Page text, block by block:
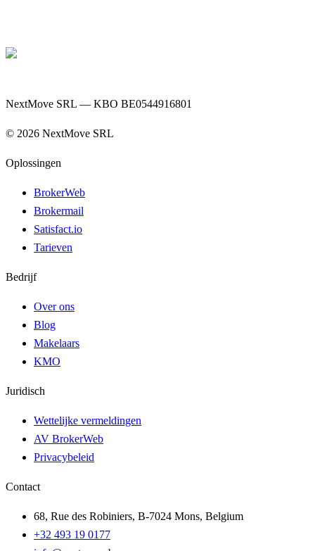
NextMove SRL — KBO BE0544916801
© 2026 NextMove SRL
Oplossingen
BrokerWeb
Brokermail
Satisfact.io
Tarieven
Bedrijf
Over ons
Blog
Makelaars
KMO
Juridisch
Wettelijke vermeldingen
AV BrokerWeb
Privacybeleid
Contact
68, Rue des Robiniers, B-7024 Mons, Belgium
+32 493 19 0177